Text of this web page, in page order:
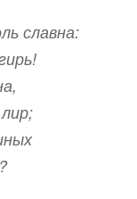
славна: